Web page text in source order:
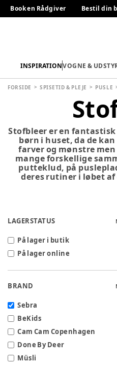
Book en Rådgiver Bestil din
INSPIRATIONVOGNE &
FORSIDE SPISETID & PLEJE PUSLE
Stofbleer er en
børn i huset, da de
farver og mønstre men
mange forskellige
putteklud, på
deres rutiner i løbet
LAGERSTATUS
På lager i butik
På lager online
BRAND
Sebra
BeKids
Cam Cam Copenhagen
Done By Deer
Müsli